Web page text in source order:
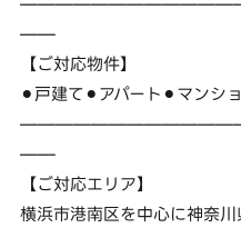
——
【ご対応物件】
⚫︎戸建て⚫︎アパート⚫︎マンシ
——
【ご対応エリア】
横浜市港南区を中心に神奈川